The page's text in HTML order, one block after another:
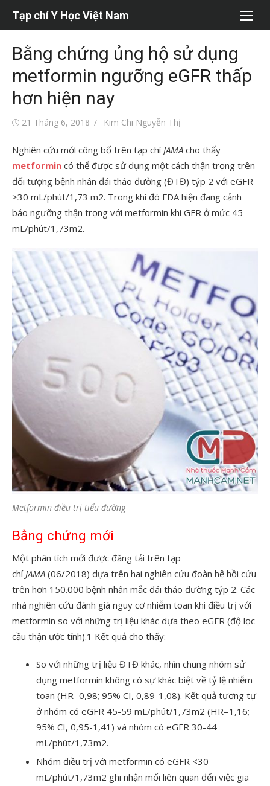
dung
Tạp chí Y Học Việt Nam
Bằng chứng ủng hộ sử dụng
metformin ngưỡng eGFR thấp
hơn hiện nay
Đăng21 Tháng 6, 2018
Tác
Kim Chi Nguyễn Thị
Nghiên cứu mới công bố trên tạp chíJAMA cho thấy
metformin có thể được sử dụng một cách thận trọng trên
đối tượng bệnh nhân đái tháo đường (ĐTĐ) týp 2 với eGFR
≥30 mL/phút/1,73 m2. Trong khi đó FDA hiện đang cảnh
báo ngưỡng thận trọng với metformin khi GFR ở mức 45
mL/phút/1,73m2.
Metformin điều trị tiểu đường
Bằng chứng mới
Một phân tích mới được đăng tải trên tạp
chíJAMA (06/2018) dựa trên hai nghiên cứu đoàn hệ hồi cứu
trên hơn 150.000 bệnh nhân mắc đái tháo đường týp 2. Các
nhà nghiên cứu đánh giá nguy cơ nhiễm toan khi điều trị với
metformin so với những trị liệu khác dựa theo eGFR (độ lọc
cầu thận ước tính).1 Kết quả cho thấy:
So với những trị liệu ĐTĐ khác, nhìn chung nhóm sử
dụng metformin không có sự khác biệt về tỷ lệ nhiễm
toan (HR=0,98; 95% CI, 0,89-1,08). Kết quả tương tự
ở nhóm có eGFR 45-59 mL/phút/1,73m2 (HR=1,16;
95% CI, 0,95-1,41) và nhóm có eGFR 30-44
mL/phút/1,73m2.
Nhóm điều trị với metformin có eGFR <30
mL/phút/1,73m2 ghi nhận mối liên quan đến việc gia